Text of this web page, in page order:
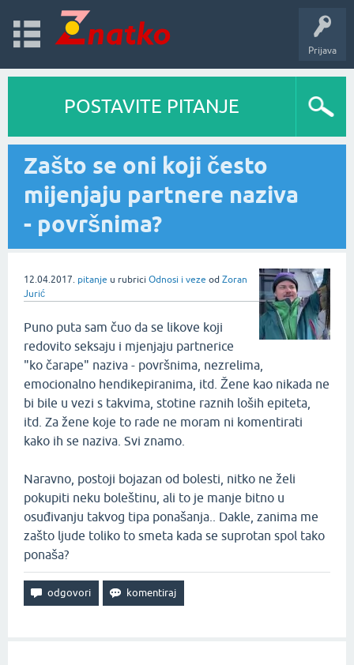
Prijava
POSTAVITE PITANJE
Zašto se oni koji često
mijenjaju partnere naziva
- površnima?
12.04.2017. pitanje u rubrici Odnosi i veze od Zoran
Jurić
Puno puta sam čuo da se likove koji
redovito seksaju i mjenjaju partnerice
"ko čarape" naziva - površnima, nezrelima,
emocionalno hendikepiranima, itd. Žene kao nikada ne
bi bile u vezi s takvima, stotine raznih loših epiteta,
itd. Za žene koje to rade ne moram ni komentirati
kako ih se naziva. Svi znamo.
Naravno, postoji bojazan od bolesti, nitko ne želi
pokupiti neku boleštinu, ali to je manje bitno u
osuđivanju takvog tipa ponašanja.. Dakle, zanima me
zašto ljude toliko to smeta kada se suprotan spol tako
ponaša?